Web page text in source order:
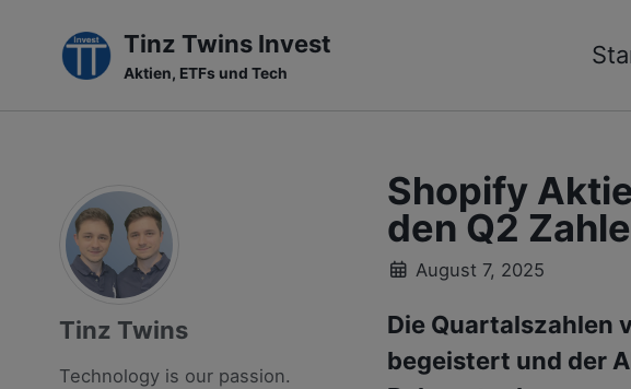
navigation
Tinz Twins Invest
Aktien, ETFs und Tech
Tinz Twins
Technology is our passion.
Shopify
den Q2
August 7, 2025
Die Quartalszahlen
begeistert und der